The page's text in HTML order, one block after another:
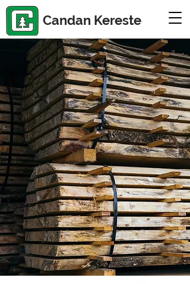
Candan Kereste